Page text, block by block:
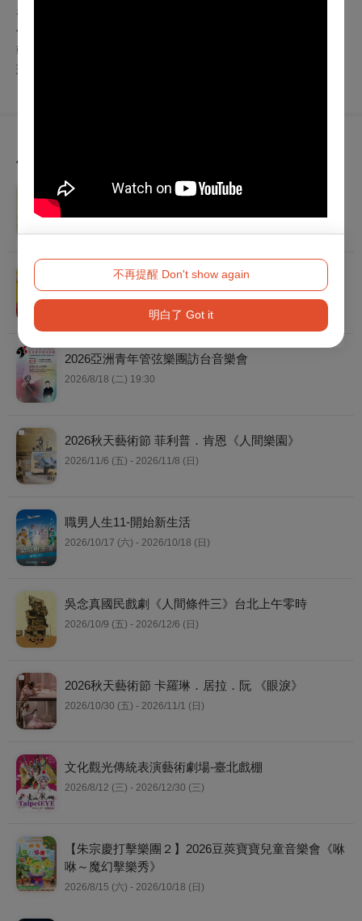
不再提醒 Don't show again
明白了 Got it
看看駐站作家其他專欄文章
你覺得這部戲怎麼樣？
乾杯 #2
現在有多長？
為您推薦
2026秋天藝術節 四把椅子劇團 ✕ 大衛．吉塞森《如
2026/11/21 (六) - 2026/11/29 (日)
職男人生4-笑の祭典
2026/9/4 (五) - 2026/9/27 (日)
2026亞洲青年管弦樂團訪台音樂會
2026/8/18 (二) 19:30
2026秋天藝術節 菲利普．肯恩《人間樂園》
2026/11/6 (五) - 2026/11/8 (日)
職男人生11-開始新生活
2026/10/17 (六) - 2026/10/18 (日)
吳念真國民戲劇《人間條件三》台北上午零時
2026/10/9 (五) - 2026/12/6 (日)
2026秋天藝術節 卡羅琳．居拉．阮 《眼淚》
2026/10/30 (五) - 2026/11/1 (日)
文化觀光傳統表演藝術劇場-臺北戲棚
2026/8/12 (三) - 2026/12/30 (三)
【朱宗慶打擊樂團２】2026豆莢寶寶兒童音樂會《咻
咻～魔幻擊樂秀》
2026/8/15 (六) - 2026/10/18 (日)